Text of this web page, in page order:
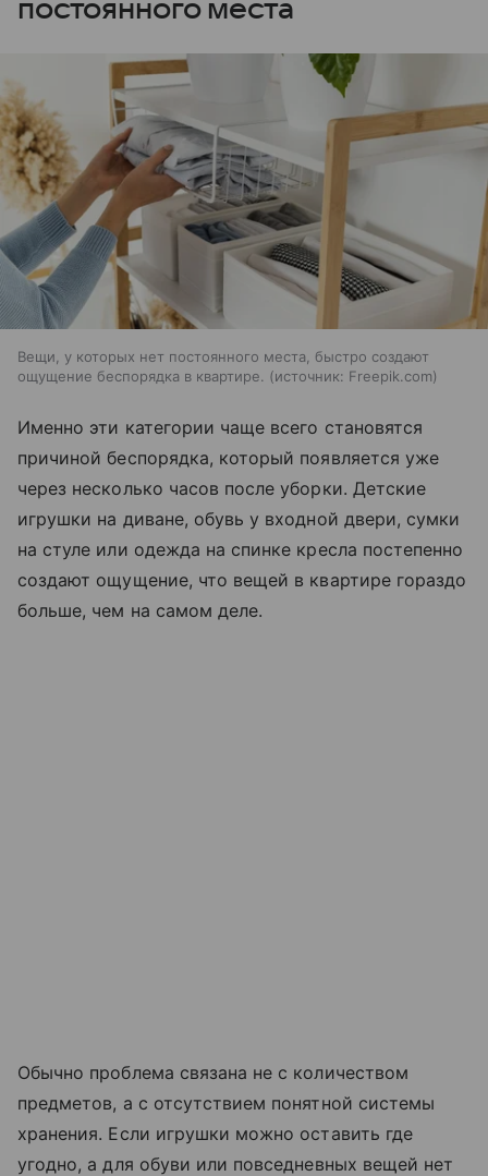
постоянного места
Вещи, у которых нет постоянного места, быстро создают
ощущение беспорядка в квартире.
источник: Freepik.com
Именно эти категории чаще всего становятся
причиной беспорядка, который появляется уже
через несколько часов после уборки. Детские
игрушки на диване, обувь у входной двери, сумки
на стуле или одежда на спинке кресла постепенно
создают ощущение, что вещей в квартире гораздо
больше, чем на самом деле.
Обычно проблема связана не с количеством
предметов, а с отсутствием понятной системы
хранения. Если игрушки можно оставить где
угодно, а для обуви или повседневных вещей нет